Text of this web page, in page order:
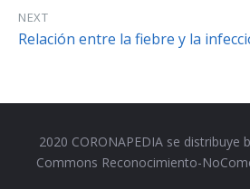
NEXT
Relación entre la fiebre y la
2020 CORONAPEDIA se distribuye
Commons Reconocimiento-